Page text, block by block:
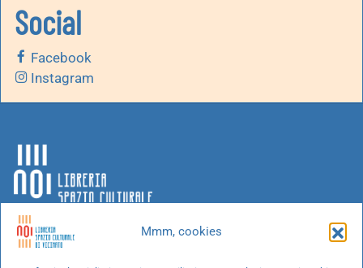
Mmm, cookies
Social
Facebook
Instagram